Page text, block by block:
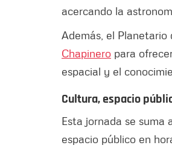
acercando la
Además, el
Chapinero para
espacial y el
Cultura, espacio
Esta jornada se suma
espacio público en